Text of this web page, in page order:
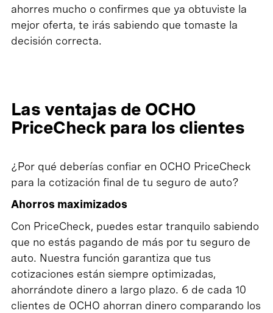
ahorres mucho o confirmes que ya obtuviste la
mejor oferta, te irás sabiendo que tomaste la
decisión correcta.
Las ventajas de OCHO
PriceCheck para los clientes
¿Por qué deberías confiar en OCHO PriceCheck
para la cotización final de tu seguro de auto?
Ahorros maximizados
Con PriceCheck, puedes estar tranquilo sabiendo
que no estás pagando de más por tu seguro de
auto. Nuestra función garantiza que tus
cotizaciones están siempre optimizadas,
ahorrándote dinero a largo plazo. 6 de cada 10
clientes de OCHO ahorran dinero comparando los